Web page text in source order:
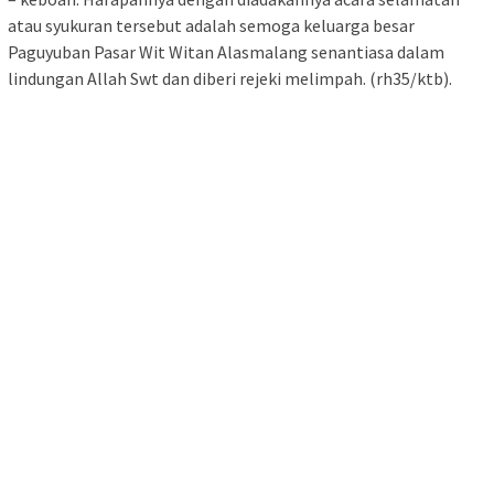
atau syukuran tersebut adalah semoga keluarga besar
Paguyuban Pasar Wit Witan Alasmalang senantiasa dalam
lindungan Allah Swt dan diberi rejeki melimpah. (rh35/ktb).